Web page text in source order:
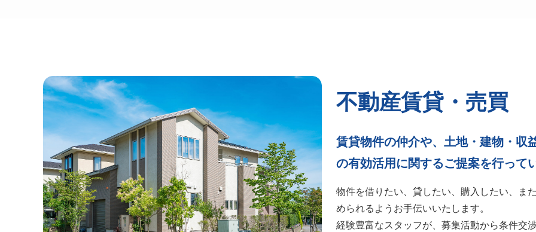
不動産賃貸・売買
賃貸物件の仲介や、土地・建物・収
の有効活用に関するご提案を行って
物件を借りたい、貸したい、購入したい、ま
められるようお手伝いいたします。
経験豊富なスタッフが、募集活動から条件交